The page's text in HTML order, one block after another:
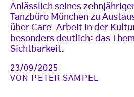
Anlässlich seines
Tanzbüro München zu
über Care-Arbeit in der
besonders deutlich: das
Sichtbarkeit.
23/09/2025
VON
PETER SAMPEL